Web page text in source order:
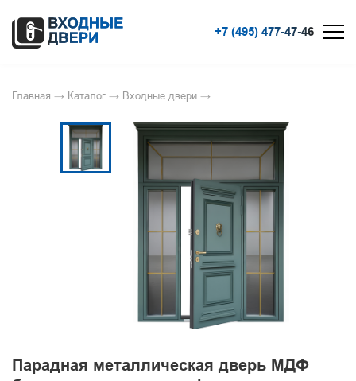
+7 (495) 477-47-46
Главная → Каталог → Входные двери →
Парадная металлическая дверь МДФ